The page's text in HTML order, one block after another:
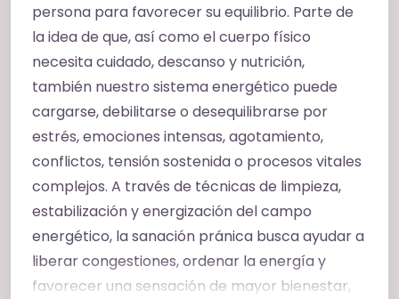
persona para favorecer su equilibrio. Parte de
la idea de que, así como el cuerpo físico
necesita cuidado, descanso y nutrición,
también nuestro sistema energético puede
cargarse, debilitarse o desequilibrarse por
estrés, emociones intensas, agotamiento,
conflictos, tensión sostenida o procesos vitales
complejos. A través de técnicas de limpieza,
estabilización y energización del campo
energético, la sanación pránica busca ayudar a
liberar congestiones, ordenar la energía y
favorecer una sensación de mayor bienestar,